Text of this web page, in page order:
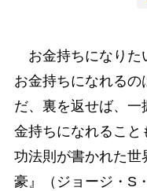
お金持ちになりた
お金持ちになれるの
だ、裏を返せば、
金持ちになれるこ
功法則が書かれた世
豪』（ジョージ・S